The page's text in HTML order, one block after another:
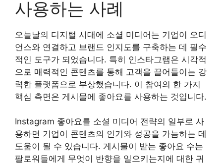
사용하는 사례
오늘날의 디지털 시대에 소셜 미디어는 기업이 오디
언스와 연결하고 브랜드 인지도를 구축하는 데 필수
적인 도구가 되었습니다. 특히 인스타그램은 시각적
으로 매력적인 콘텐츠를 통해 고객을 끌어들이는 강
력한 플랫폼으로 부상했습니다. 이 참여의 한 가지
핵심 측면은 게시물에 좋아요를 사용하는 것입니다.
Instagram 좋아요를 소셜 미디어 전략의 일부로 사
용하면 기업이 콘텐츠의 인기와 성공을 가늠하는 데
도움이 될 수 있습니다. 게시물이 받는 좋아요 수는
팔로워들에게 무엇이 반향을 일으키는지에 대한 귀